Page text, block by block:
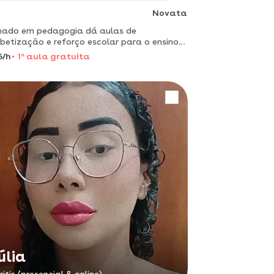
Novata
em pedagogia dá aulas de
e reforço escolar para o ensino
1.
h 1 aaula gratuita